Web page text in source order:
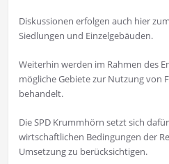
Diskussionen erfolgen auch hier
Siedlungen und Einzelgebäuden.
Weiterhin werden im Rahmen des
mögliche Gebiete zur Nutzung von
behandelt.
Die SPD Krummhörn setzt sich
wirtschaftlichen Bedingungen der
Umsetzung zu berücksichtigen.